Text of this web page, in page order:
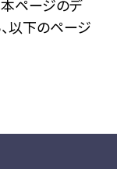
ページのデ
以下のページ